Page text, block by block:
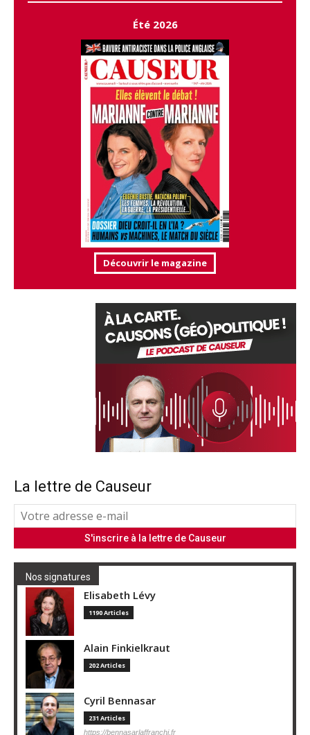
Été 2026
Découvrir le magazine
La lettre de Causeur
Nos signatures
Elisabeth Lévy
1190 Articles
Alain Finkielkraut
202 Articles
Cyril Bennasar
231 Articles
https://bennasarlaffranchi.fr